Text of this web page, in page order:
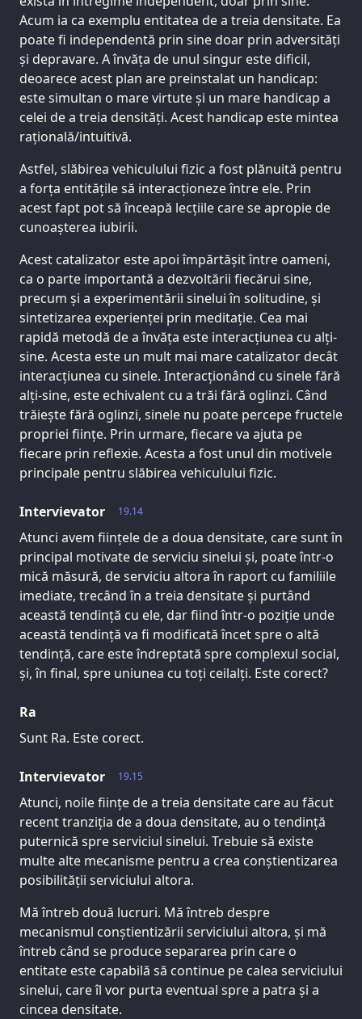
Acum ia ca exemplu entitatea de a treia densitate. Ea
poate fi independentă prin sine doar prin adversități
și depravare. A învăța de unul singur este dificil,
deoarece acest plan are preinstalat un handicap:
este simultan o mare virtute și un mare handicap a
celei de a treia densități. Acest handicap este mintea
rațională/intuitivă.
Astfel, slăbirea vehiculului fizic a fost plănuită pentru
a forța entitățile să interacționeze între ele. Prin
acest fapt pot să înceapă lecțiile care se apropie de
cunoașterea iubirii.
Acest catalizator este apoi împărtășit între oameni,
ca o parte importantă a dezvoltării fiecărui sine,
precum și a experimentării sinelui în solitudine, și
sintetizarea experienței prin meditație. Cea mai
rapidă metodă de a învăța este interacțiunea cu alți-
sine. Acesta este un mult mai mare catalizator decât
interacțiunea cu sinele. Interacționând cu sinele fără
alți-sine, este echivalent cu a trăi fără oglinzi. Când
trăiește fără oglinzi, sinele nu poate percepe fructele
propriei ființe. Prin urmare, fiecare va ajuta pe
fiecare prin reflexie. Acesta a fost unul din motivele
principale pentru slăbirea vehiculului fizic.
19.14
Intervievator
Atunci avem ființele de a doua densitate, care sunt în
principal motivate de serviciu sinelui și, poate într-o
mică măsură, de serviciu altora în raport cu familiile
imediate, trecând în a treia densitate și purtând
această tendință cu ele, dar fiind într-o poziție unde
această tendință va fi modificată încet spre o altă
tendință, care este îndreptată spre complexul social,
și, în final, spre uniunea cu toți ceilalți. Este corect?
Ra
Sunt Ra. Este corect.
19.15
Intervievator
Atunci, noile ființe de a treia densitate care au făcut
recent tranziția de a doua densitate, au o tendință
puternică spre serviciul sinelui. Trebuie să existe
multe alte mecanisme pentru a crea conștientizarea
posibilității serviciului altora.
Mă întreb două lucruri. Mă întreb despre
mecanismul conștientizării serviciului altora, și mă
întreb când se produce separarea prin care o
entitate este capabilă să continue pe calea serviciului
sinelui, care îl vor purta eventual spre a patra și a
cincea densitate.